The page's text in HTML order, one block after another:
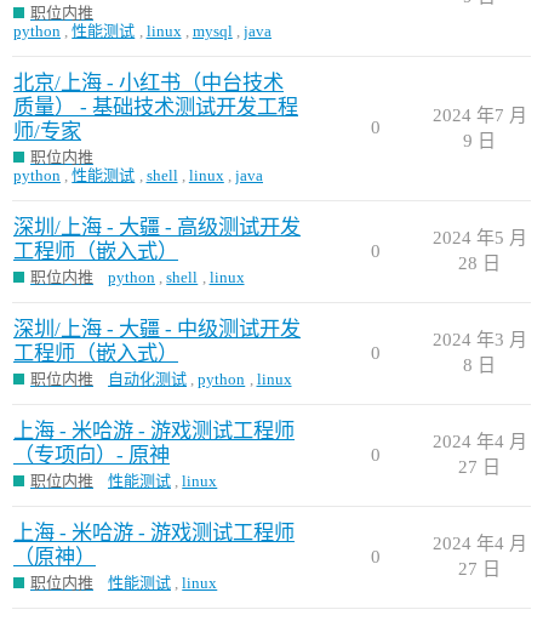
职位内推
python ,性能测试 , linux , mysql ,java
北京/上海 - 小红书（中台技术
质量） - 基础技术测试开发工程
师/专家
职位内推
python ,性能测试 , shell , linux ,java
0
2024 年7 月
9 日
深圳/上海 - 大疆 - 高级测试开发
工程师（嵌入式）
职位内推 python ,shell , linux
0
2024 年5 月
28 日
深圳/上海 - 大疆 - 中级测试开发
工程师（嵌入式）
职位内推 自动化测试 ,python , linux
0
2024 年3 月
8 日
上海 - 米哈游 - 游戏测试工程师
（专项向）- 原神
职位内推 性能测试 ,linux
0
2024 年4 月
27 日
上海 - 米哈游 - 游戏测试工程师
（原神）
职位内推 性能测试 ,linux
0
2024 年4 月
27 日